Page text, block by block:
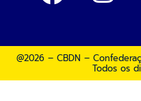
@2026 – CBDN –
Todos os